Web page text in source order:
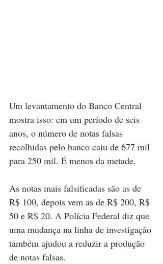
Um levantamento do Banco Central
mostra isso: em um período de seis
anos, o número de notas falsas
recolhidas pelo banco caiu de 677 mil
para 250 mil. É menos da metade.
As notas mais falsificadas são as de
R$ 100, depois vem as de R$ 200, R$
50 e R$ 20. A Polícia Federal diz que
uma mudança na linha de investigação
também ajudou a reduzir a produção
de notas falsas.